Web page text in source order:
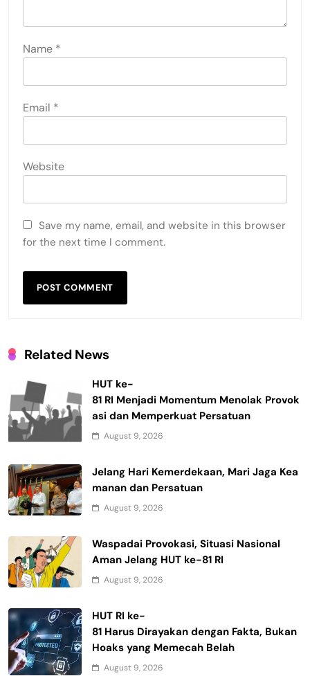
Name *
Email *
Website
Save my name, email, and website in this browser
for the next time I comment.
Related News
HUT ke-
81 RI Menjadi Momentum Menolak Provok
asi dan Memperkuat Persatuan
August 9, 2026
Jelang Hari Kemerdekaan, Mari Jaga Kea
manan dan Persatuan
August 9, 2026
Waspadai Provokasi, Situasi Nasional
Aman Jelang HUT ke-81 RI
August 9, 2026
HUT RI ke-
81 Harus Dirayakan dengan Fakta, Bukan
Hoaks yang Memecah Belah
August 9, 2026